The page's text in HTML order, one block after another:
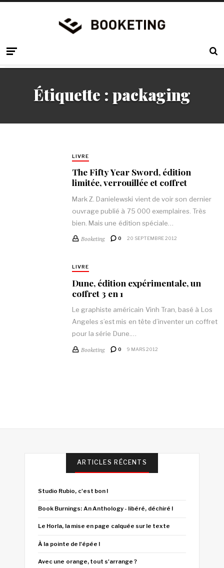
Étiquette : packaging
LIVRE
The Fifty Year Sword, édition
limitée, verrouillée et coffret
Mark Z. Danielewski vient de voir son dernier
ouvrage publié à 75 000 exemplaires. Très
bien. Mais une édition spéciale…
Booketing 0 20 SEPTEMBRE 2012
LIVRE
Dune, édition expérimentale, un
coffret 3 en 1
Le graphiste américain Vinh Tran, basé à Los
Angeles s’est mis en tête d’inventer un coffret
pour la série Dune.…
Booketing 0 9 MARS 2012
ARTICLES RÉCENTS
Studio Rubio, c'est bon !
Book Burnings: An Anthology - libéré, déchiré !
Le Horla, la mise en page calquée sur le texte
À la pointe de l'épée !
Avec une orange, tout s'arrange ?